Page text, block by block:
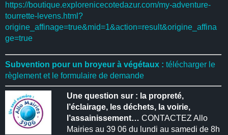
https://boutique.explorenicecotedazur.com/my-adventure-
tourrette-levens.html?
origine_affinage=true&mid=1&action=result&origine_affina
ge=true
Subvention pour un broyeur à végétaux : télécharger le
règlement et le formulaire de demande
Une question sur : la propreté,
l’éclairage, les déchets, la voirie,
l’assainissement… CONTACTEZ Allo
Mairies au 39 06 du lundi au samedi de 8h